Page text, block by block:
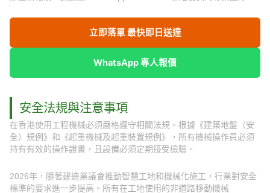
立即落單 最快即日送達
WhatsApp 專人報價
安全法規與注意事項
在香港使用工程機械必須嚴格遵守相關法規。根據《建築地盤（安
全）規例》和《起重機械及起重裝置規例》，所有機械操作員必須
持有有效的操作證書，且設備必須定期接受檢驗。
2026年，隨著建造業議會推動智慧工地和機械化施工，行業對安全
標準的要求進一步提高。所有在工地使用的非道路移動機械